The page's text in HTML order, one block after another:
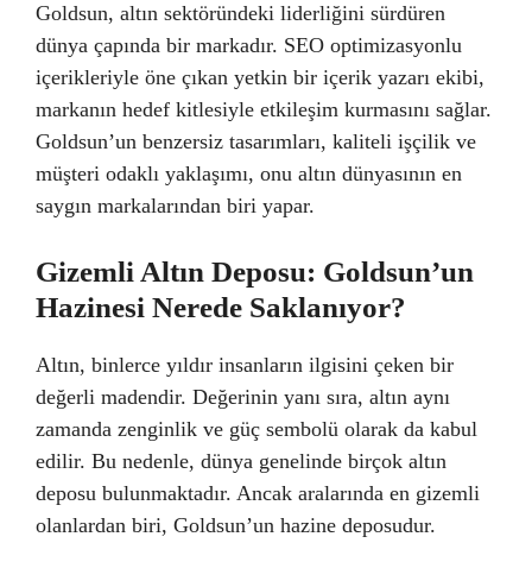
Goldsun, altın sektöründeki liderliğini sürdüren
dünya çapında bir markadır. SEO optimizasyonlu
içerikleriyle öne çıkan yetkin bir içerik yazarı ekibi,
markanın hedef kitlesiyle etkileşim kurmasını sağlar.
Goldsun’un benzersiz tasarımları, kaliteli işçilik ve
müşteri odaklı yaklaşımı, onu altın dünyasının en
saygın markalarından biri yapar.
Gizemli Altın Deposu: Goldsun’un
Hazinesi Nerede Saklanıyor?
Altın, binlerce yıldır insanların ilgisini çeken bir
değerli madendir. Değerinin yanı sıra, altın aynı
zamanda zenginlik ve güç sembolü olarak da kabul
edilir. Bu nedenle, dünya genelinde birçok altın
deposu bulunmaktadır. Ancak aralarında en gizemli
olanlardan biri, Goldsun’un hazine deposudur.